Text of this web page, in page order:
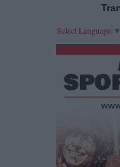
Select Language ▼